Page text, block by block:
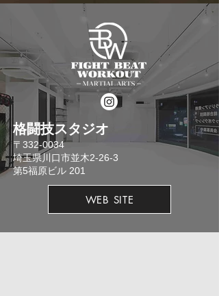
格闘技スタジオ
​〒332-0034
埼玉県川口市並木2-26-3
​第5福原ビル 201
WEB SITE